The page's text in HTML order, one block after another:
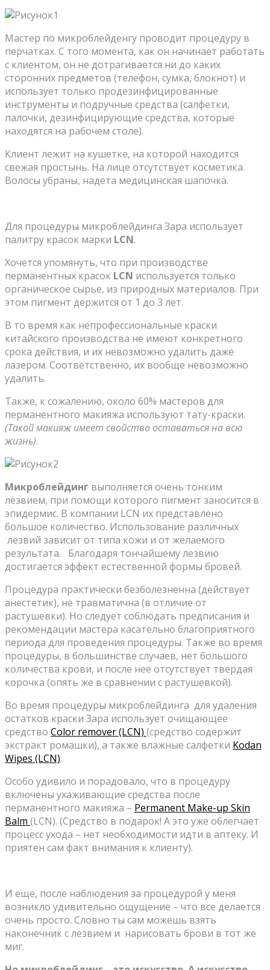
Мастер по микроблейденгу проводит процедуру в
перчатках. C того момента, как он начинает работать
с клиентом, он не дотрагивается ни до каких
сторонних предметов (телефон, сумка, блокнот) и
использует только продезинфицированные
инструменты и подручные средства (салфетки,
палочки, дезинфицирующие средства, которые
находятся на рабочем столе).
Клиент лежит на кушетке, на которой находится
свежая простынь. На лице отсутствует косметика.
Волосы убраны, надета медицинская шапочка.
Для процедуры микроблейдинга Зара использует
палитру красок марки LCN.
Хочется упомянуть, что при производстве
перманентных красок LCN используется только
органическое сырье, из природных материалов. При
этом пигмент держится от 1 до 3 лет.
В то время как непрофессиональные краски
китайского производства не имеют конкретного
срока действия, и их невозможно удалить даже
лазером. Соответственно, их вообще невозможно
удалить.
Также, к сожалению, около 60% мастеров для
перманентного макияжа используют тату-краски.
(Такой макияж имеет свойство оставаться на всю
жизнь).
Микроблейдинг выполняется очень тонким
лезвием, при помощи которого пигмент заносится в
эпидермис. В компании LCN их представлено
большое количество. Использование различных
лезвий зависит от типа кожи и от желаемого
результата. Благодаря тончайшему лезвию
достигается эффект естественной формы бровей.
Процедура практически безболезненна (действует
анестетик), не травматична (в отличие от
растушевки). Но следует соблюдать предписания и
рекомендации мастера касательно благоприятного
периода для проведения процедуры. Также во время
процедуры, в большинстве случаев, нет большого
количества крови, и после нее отсутствует твердая
корочка (опять же в сравнении с растушевкой).
Во время процедуры микроблейдинга для удаления
остатков краски Зара использует очищающее
средство Color remover (LCN) (средство содержит
экстракт ромашки), а также влажные салфетки Kodan
Wipes (LCN).
Особо удивило и порадовало, что в процедуру
включены ухаживающие средства после
перманентного макияжа – Permanent Make-up Skin
Balm (LCN). (Средство в подарок! А это уже облегчает
процесс ухода – нет необходимости идти в аптеку. И
приятен сам факт внимания к клиенту).
И еще, после наблюдения за процедурой у меня
возникло удивительно ощущение – что все делается
очень просто. Словно ты сам можешь взять
наконечник с лезвием и нарисовать брови в тот же
миг.